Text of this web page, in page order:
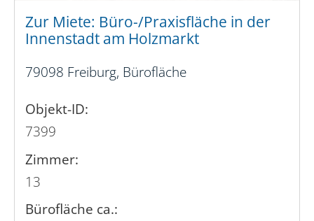
Zur Miete: Büro-/Praxisfläche in der
Innenstadt am Holzmarkt
79098 Freiburg, Bürofläche
Objekt-ID:
7399
Zimmer:
13
Bürofläche ca.: